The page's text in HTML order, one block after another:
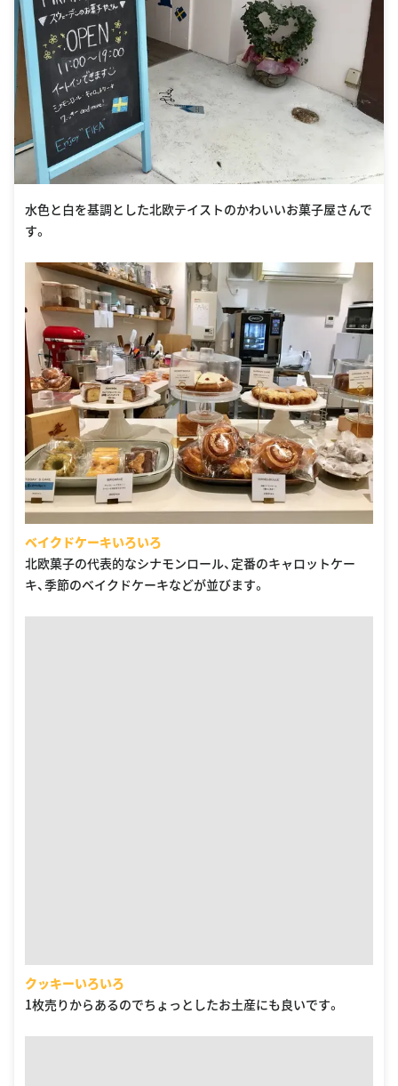
水色と白を基調とした北欧テイストのかわいいお菓子屋さんで
す。
ベイクドケーキいろいろ
北欧菓子の代表的なシナモンロール、定番のキャロットケー
キ、季節のベイクドケーキなどが並びます。
クッキーいろいろ
1枚売りからあるのでちょっとしたお土産にも良いです。